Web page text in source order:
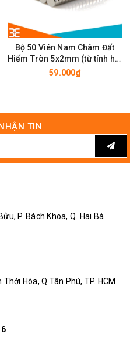
nam châm đất hiếm với các
Bộ 50 Viên Nam Châm Đất
Hiếm Tròn 5x2mm (từ tính hút
cực mạnh)
59.000₫
TIN
P. Bách Khoa, Q. Hai Bà
Hòa, Q.Tân Phú, TP. HCM